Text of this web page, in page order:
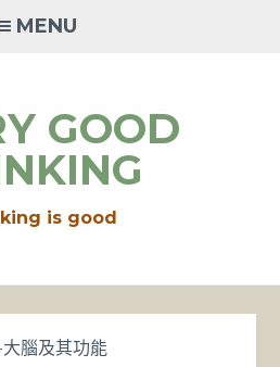
MENU
GOOD
is good
腦及其功能